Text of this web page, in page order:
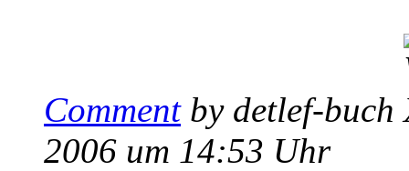
Commentby detlef-buch
2006 um 14:53 Uhr